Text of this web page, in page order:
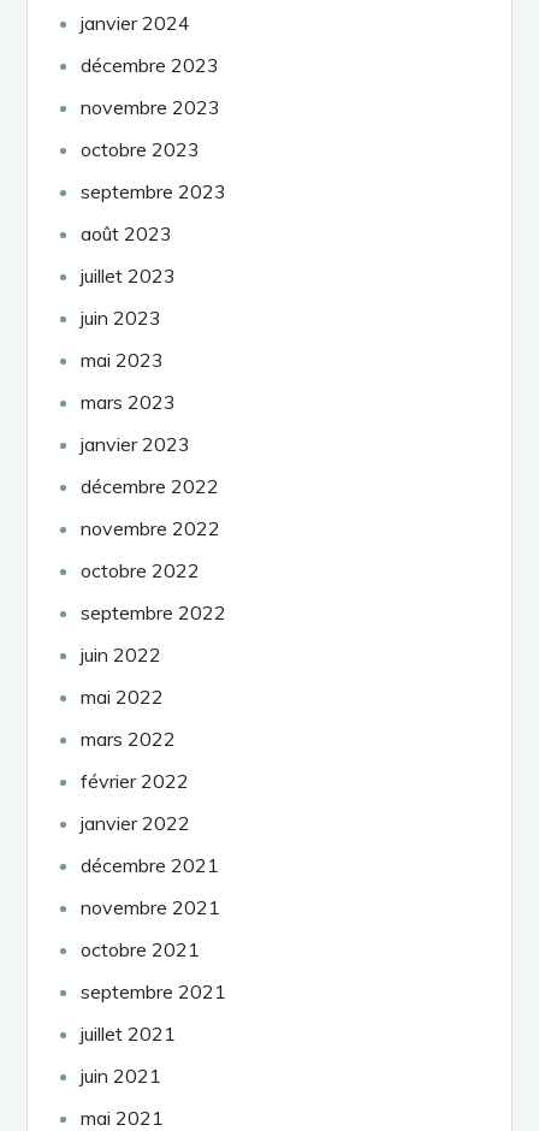
janvier 2024
décembre 2023
novembre 2023
octobre 2023
septembre 2023
août 2023
juillet 2023
juin 2023
mai 2023
mars 2023
janvier 2023
décembre 2022
novembre 2022
octobre 2022
septembre 2022
juin 2022
mai 2022
mars 2022
février 2022
janvier 2022
décembre 2021
novembre 2021
octobre 2021
septembre 2021
juillet 2021
juin 2021
mai 2021